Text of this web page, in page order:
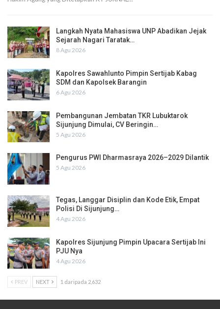
Langkah Nyata Mahasiswa UNP Abadikan Jejak
Sejarah Nagari Taratak…
8 Agu 2026
Kapolres Sawahlunto Pimpin Sertijab Kabag
SDM dan Kapolsek Barangin
6 Agu 2026
Pembangunan Jembatan TKR Lubuktarok
Sijunjung Dimulai, CV Beringin…
5 Agu 2026
Pengurus PWI Dharmasraya 2026–2029 Dilantik
5 Agu 2026
Tegas, Langgar Disiplin dan Kode Etik, Empat
Polisi Di Sijunjung…
4 Agu 2026
Kapolres Sijunjung Pimpin Upacara Sertijab Ini
PJU Nya
4 Agu 2026
PREV NEXT 1 daripada 2,632